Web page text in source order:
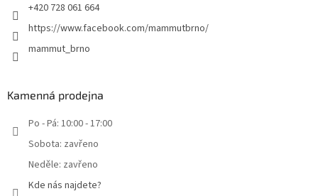
+420 728 061 664
https://www.facebook.com/mammutbrno/
mammut_brno
Kamenná prodejna
Po - Pá: 10:00 - 17:00
Sobota: zavřeno
Neděle: zavřeno
Kde nás najdete?